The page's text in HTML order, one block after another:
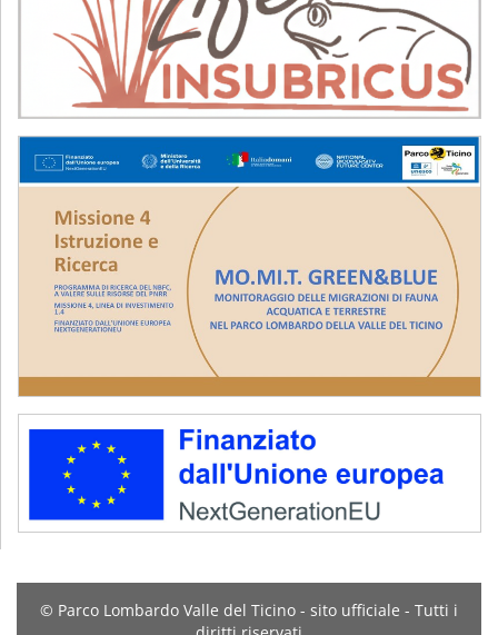
© Parco Lombardo Valle del Ticino - sito ufficiale - Tutti i